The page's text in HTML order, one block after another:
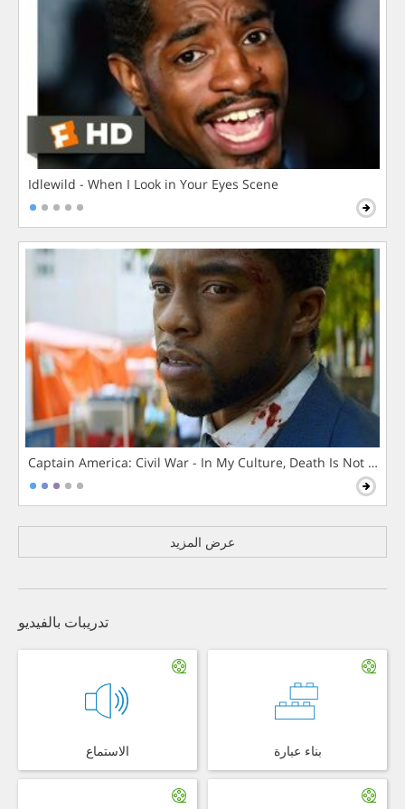
Idlewild - When I Look in Your Eyes Scene
Captain America: Civil War - In My Culture, Death Is Not The
عرض المزيد
تدريبات بالفيديو
الاستماع بناء عبارة